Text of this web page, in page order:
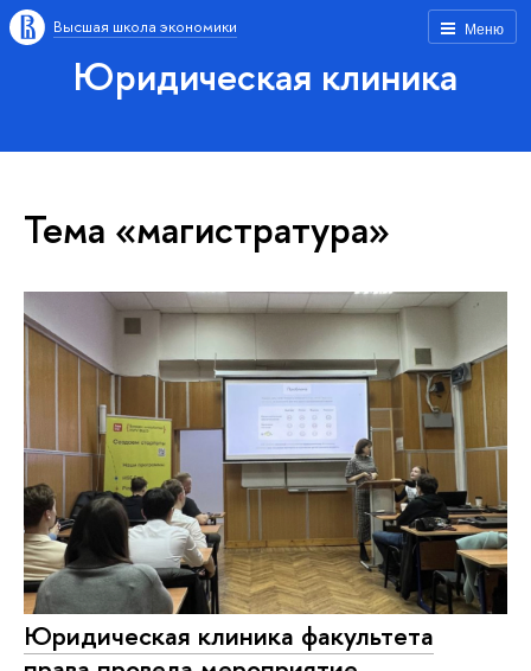
Меню
Высшая школа экономики
Юридическая клиника
Тема «магистратура»
Юридическая клиника факультета